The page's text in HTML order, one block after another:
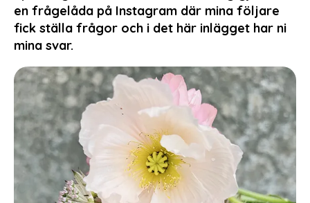
en frågelåda på Instagram där mina följare
fick ställa frågor och i det här inlägget har ni
mina svar.